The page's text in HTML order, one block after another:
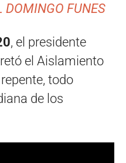
DOMINGO FUNES
, el presidente
el Aislamiento
todo
de los